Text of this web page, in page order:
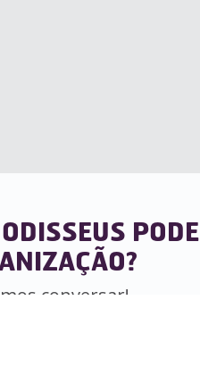
PODE
conversar!